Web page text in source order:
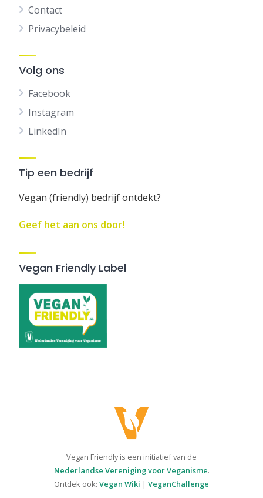
Contact
Privacybeleid
Volg ons
Facebook
Instagram
LinkedIn
Tip een bedrijf
Vegan (friendly) bedrijf ontdekt?
Geef het aan ons door!
Vegan Friendly Label
Vegan Friendly is een initiatief van de
Nederlandse Vereniging voor Veganisme.
Ontdek ook: Vegan Wiki | VeganChallenge